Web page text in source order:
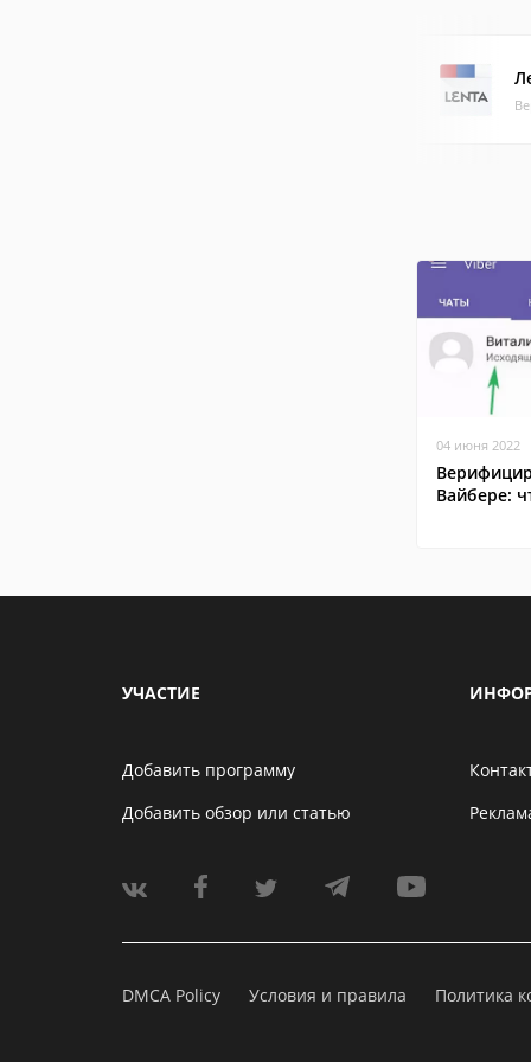
04 июня 2022
Вайбере:
УЧАСТИЕ
Добавить программу
Добавить обзор или статью
DMCA Policy Условия и правила Политика